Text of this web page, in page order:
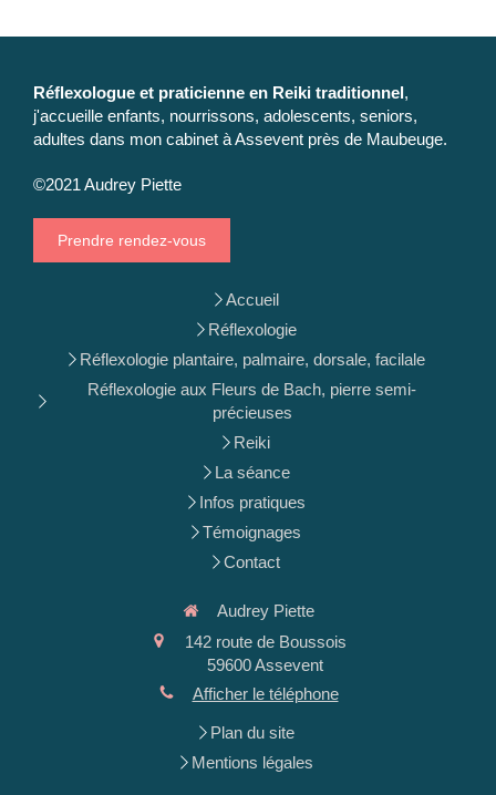
Réflexologue et praticienne en Reiki traditionnel,
j'accueille enfants, nourrissons, adolescents, seniors,
adultes dans mon cabinet à Assevent près de Maubeuge.
©2021 Audrey Piette
Prendre rendez-vous
Accueil
Réflexologie
Réflexologie plantaire, palmaire, dorsale, facilale
Réflexologie aux Fleurs de Bach, pierre semi-
précieuses
Reiki
La séance
Infos pratiques
Témoignages
Contact
Audrey Piette
142 route de Boussois
59600Assevent
Afficher le téléphone
Plan du site
Mentions légales